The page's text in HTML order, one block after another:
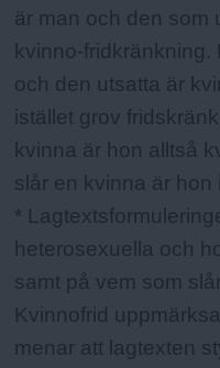
är man och den som
kvinno-
och den utsatta är
istället grov
kvinna är hon alltså
slår en kvinna är hon
*
heterosexuella och
samt på vem som
Kvinnofrid
menar att lagtexten